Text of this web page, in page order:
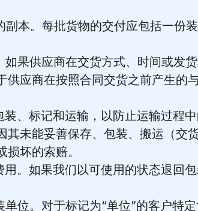
本。每批货物的交付应包括一份
果供应商在交货方式、时间或发
应商在按照合同交货之前产生的
、标记和运输，以防止运输过程
未能妥善保存、包装、搬运（交
坏的索赔。
。如果我们以可使用的状态退回
位。对于标记为“单位”的客户特